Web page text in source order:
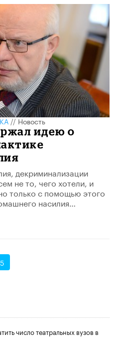
//Новость
идею о
декриминализации
не то, чего хотели, и
только с помощью этого
насилия…
5
число театральных вузов в